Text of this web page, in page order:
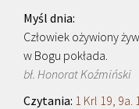
Człowiek ożywiony
w Bogu pokłada.
bł. Honorat Koźmiński
1 Krl 19, 9a.